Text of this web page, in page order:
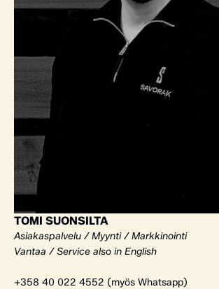
TOMI SUONSILTA
Asiakaspalvelu / Myynti / Markkinointi
Vantaa / Service also in English
+358 40 022 4552 (myös Whatsapp)